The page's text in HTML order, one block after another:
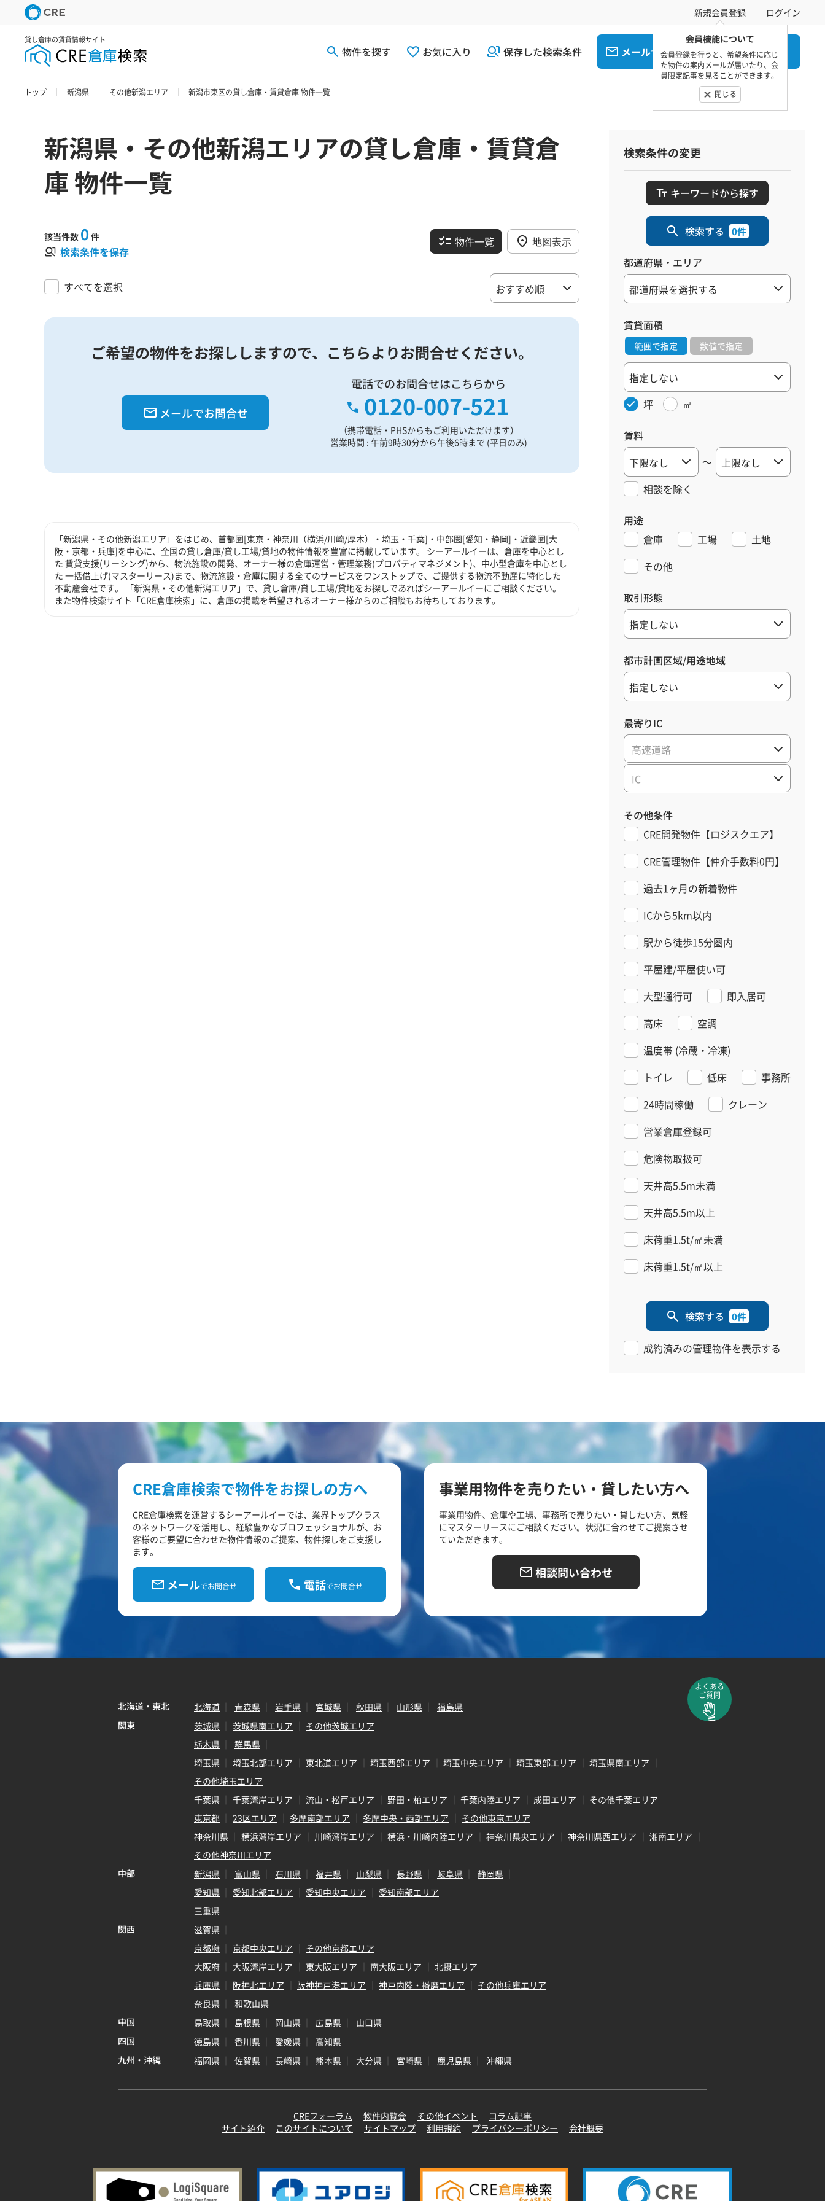
新規会員登録
会員機能について
会員登録を行うと、希望条件に応じ
た物件の案内メールが届いたり、会
員限定記事を見ることができます。
閉じる
ログイン
貸し倉庫の賃貸情報サイト
物件を探す お気に入り 保存した検索条件 メールでお問合せ 電話でお問合せ
トップ 新潟県 その他新潟エリア 新潟市東区の貸し倉庫・賃貸倉庫 物件一覧
新潟県・その他新潟エリアの貸し倉庫・賃貸倉
庫 物件一覧
該当件数 0 件
検索条件を保存
物件一覧 地図表示
すべてを選択
ご希望の物件をお探ししますので、 こちらよりお問合せください。
メールでお問合せ
電話でのお問合せはこちらから
0120-007-521
（携帯電話・PHSからもご利用いただけます）
営業時間 : 午前9時30分から午後6時まで (平日のみ)
「新潟県・その他新潟エリア」をはじめ、首都圏[東京・神奈川（横浜/川崎/厚木）・埼玉・千葉]・中部圏[愛知・静岡]・近畿圏[大
阪・京都・兵庫]を中心に、全国の貸し倉庫/貸し工場/貸地の物件情報を豊富に掲載しています。 シーアールイーは、倉庫を中心とし
た 賃貸支援(リーシング)から、物流施設の開発、オーナー様の倉庫運営・管理業務(プロパティマネジメント)、中小型倉庫を中心とし
た 一括借上げ(マスターリース)まで、物流施設・倉庫に関する全てのサービスをワンストップで、ご提供する物流不動産に特化した
不動産会社です。 「新潟県・その他新潟エリア」で、貸し倉庫/貸し工場/貸地をお探しであればシーアールイーにご相談ください。
また物件検索サイト「CRE倉庫検索」に、倉庫の掲載を希望されるオーナー様からのご相談もお待ちしております。
検索条件の変更
キーワードから探す
検索する 0件
都道府県・エリア
賃貸面積
範囲で指定 数値で指定
坪 ㎡
賃料
～
相談を除く
用途
倉庫
工場
土地
その他
取引形態
都市計画区域/用途地域
最寄りIC
高速道路
IC
その他条件
CRE開発物件【ロジスクエア】
CRE管理物件【仲介手数料0円】
過去1ヶ月の新着物件
ICから5km以内
駅から徒歩15分圏内
平屋建/平屋使い可
大型通行可
即入居可
高床
空調
温度帯 (冷蔵・冷凍)
トイレ
低床
事務所
24時間稼働
クレーン
営業倉庫登録可
危険物取扱可
天井高5.5m未満
天井高5.5m以上
床荷重1.5t/㎡未満
床荷重1.5t/㎡以上
検索する 0件
成約済みの管理物件を表示する
CRE倉庫検索で物件をお探しの方へ
CRE倉庫検索を運営するシーアールイーでは、業界トップクラス
のネットワークを活用し、経験豊かなプロフェッショナルが、お
客様のご要望に合わせた物件情報のご提案、物件探しをご支援し
ます。
メールでお問合せ 電話でお問合せ
事業用物件を売りたい・貸したい方へ
事業用物件、倉庫や工場、事務所で売りたい・貸したい方、気軽
にマスターリースにご相談ください。状況に合わせてご提案させ
ていただきます。
相談問い合わせ
よくある
ご質問
北海道・東北 北海道 青森県 岩手県 宮城県 秋田県 山形県
福島県
関東
茨城県 茨城県南エリア
その他茨城エリア
栃木県
群馬県
埼玉県
埼玉北部エリア 東北道エリア 埼玉西部エリア 埼玉中央エリア 埼玉東部エリア
埼玉県南エリア
その他埼玉エリア
千葉県
千葉湾岸エリア 流山・松戸エリア 野田・柏エリア 千葉内陸エリア 成田エリア
その他千葉エリア
東京都
23区エリア 多摩南部エリア 多摩中央・西部エリア
その他東京エリア
神奈川県
横浜湾岸エリア 川崎湾岸エリア 横浜・川崎内陸エリア 神奈川県央エリア 神奈川県西エリア
湘南エリア
その他神奈川エリア
中部
新潟県 富山県 石川県 福井県 山梨県 長野県 岐阜県
静岡県
愛知県
愛知北部エリア 愛知中央エリア
愛知南部エリア
三重県
関西
滋賀県
京都府
京都中央エリア
その他京都エリア
大阪府
大阪湾岸エリア 東大阪エリア 南大阪エリア
北摂エリア
兵庫県
阪神北エリア 阪神神戸港エリア 神戸内陸・播磨エリア
その他兵庫エリア
奈良県
和歌山県
中国
鳥取県 島根県 岡山県 広島県
山口県
四国
徳島県 香川県 愛媛県
高知県
九州・沖縄
福岡県 佐賀県 長崎県 熊本県 大分県 宮崎県 鹿児島県 沖縄県
CREフォーラム 物件内覧会 その他イベント
コラム記事
サイト紹介
このサイトについて サイトマップ 利用規約 プライバシーポリシー 会社概要